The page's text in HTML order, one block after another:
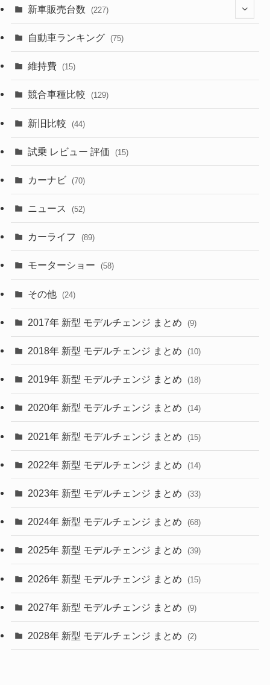
(357)
(328)
(253)
(242)
(85)
(84)
(50)
(43)
(6)
(9)
(30)
(27)
(58)
(28)
(27)
(26)
(10)
(35)
(10)
(9)
(22)
(4)
(9)
(4)
(1)
(28)
(8)
(3)
(3)
新車販売台数 (227)
(21)
(5)
(7)
自動車ランキング (75)
維持費 (15)
競合車種比較 (129)
新旧比較 (44)
試乗 レビュー 評価 (15)
カーナビ (70)
ニュース (52)
カーライフ (89)
モーターショー (58)
その他 (24)
2017年 新型 モデルチェンジ まとめ (9)
2018年 新型 モデルチェンジ まとめ (10)
2019年 新型 モデルチェンジ まとめ (18)
2020年 新型 モデルチェンジ まとめ (14)
2021年 新型 モデルチェンジ まとめ (15)
2022年 新型 モデルチェンジ まとめ (14)
2023年 新型 モデルチェンジ まとめ (33)
2024年 新型 モデルチェンジ まとめ (68)
2025年 新型 モデルチェンジ まとめ (39)
2026年 新型 モデルチェンジ まとめ (15)
2027年 新型 モデルチェンジ まとめ (9)
2028年 新型 モデルチェンジ まとめ (2)